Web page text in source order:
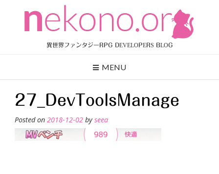
content
異世界ファンタジーRPG DEVELOPERS BLOG
MENU
27_DevToolsManage
Posted on 2018-12-02 byseea